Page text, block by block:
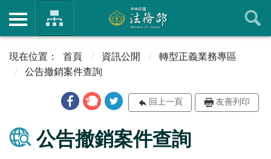
首頁 資訊公開
轉型正義業務專區
公告撤銷案件查詢
回上一頁 友善列印
公告撤銷案件查詢